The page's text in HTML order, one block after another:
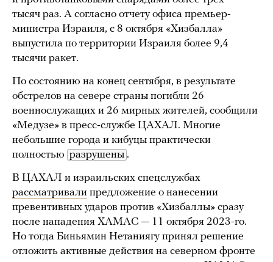
тысяч раз. А согласно отчету офиса премьер-
министра Израиля, с 8 октября «Хизбалла»
выпустила по территории Израиля более 9,4
тысячи ракет.
По состоянию на конец сентября, в результате
обстрелов на севере страны погибли 26
военнослужащих и 26 мирных жителей, сообщили
«Медузе» в пресс-службе ЦАХАЛ. Многие
небольшие города и кибуцы практически
полностью разрушены .
В ЦАХАЛ и израильских спецслужбах
рассматривали предложение о нанесении
превентивных ударов против «Хизбаллы» сразу
после нападения ХАМАС — 11 октября 2023-го.
Но тогда Биньямин Нетаниягу принял решение
отложить активные действия на северном фронте